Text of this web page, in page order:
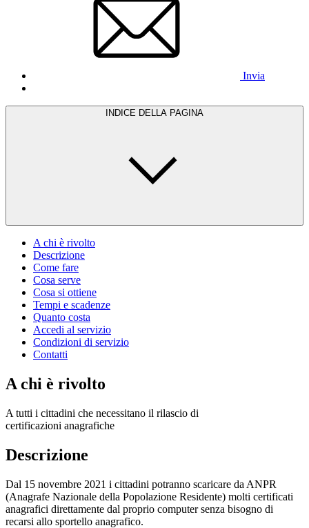
Invia
INDICE DELLA PAGINA
A chi è rivolto
Descrizione
Come fare
Cosa serve
Cosa si ottiene
Tempi e scadenze
Quanto costa
Accedi al servizio
Condizioni di servizio
Contatti
A chi è rivolto
A tutti i cittadini che necessitano il rilascio di
certificazioni anagrafiche
Descrizione
Dal 15 novembre 2021 i cittadini potranno scaricare da ANPR
(Anagrafe Nazionale della Popolazione Residente) molti certificati
anagrafici direttamente dal proprio computer senza bisogno di
recarsi allo sportello anagrafico.